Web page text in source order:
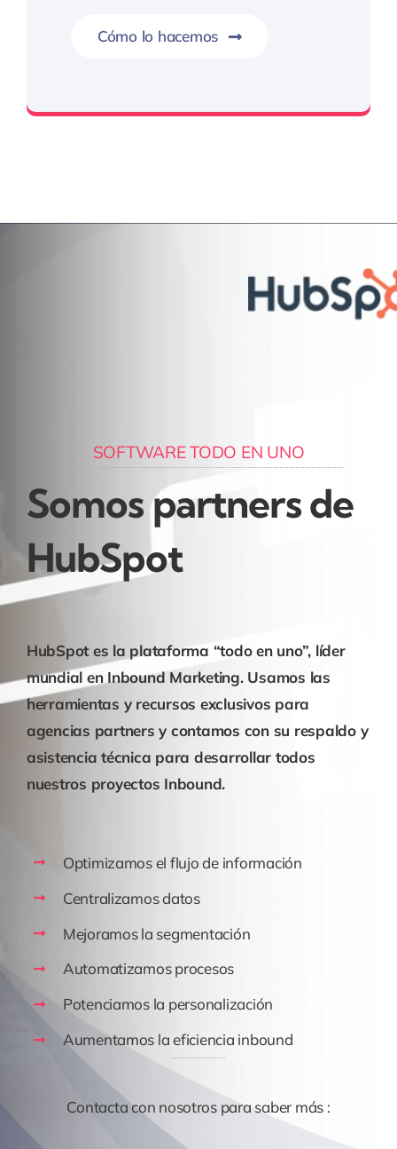
Cómo lo hacemos
SOFTWARE TODO EN UNO
Somos partners de
HubSpot
HubSpot es la plataforma “todo en uno”, líder
mundial en Inbound Marketing. Usamos las
herramientas y recursos exclusivos para
agencias partners y contamos con su respaldo y
asistencia técnica para desarrollar todos
nuestros proyectos Inbound.
Optimizamos el flujo de información
Centralizamos datos
Mejoramos la segmentación
Automatizamos procesos
Potenciamos la personalización
Aumentamos la eficiencia inbound
Contacta con nosotros para saber más :